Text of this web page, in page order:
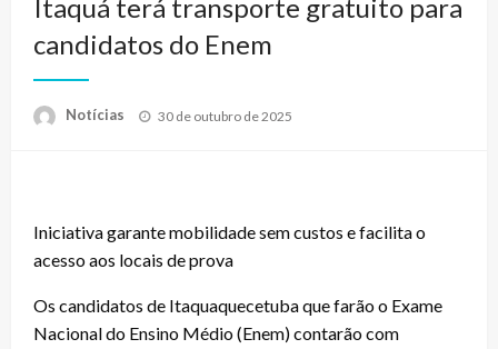
Itaquá terá transporte gratuito para
candidatos do Enem
Notícias
Posted
30 de outubro de 2025
Iniciativa garante mobilidade sem custos e facilita o
acesso aos locais de prova
Os candidatos de Itaquaquecetuba que farão o Exame
Nacional do Ensino Médio (Enem) contarão com